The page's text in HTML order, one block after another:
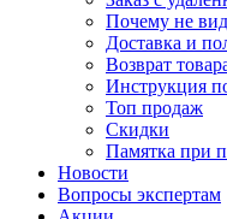
Почему не
Доставка и
Возврат
Инструкция
Топ продаж
Скидки
Памятка при
Новости
Вопросы экспертам